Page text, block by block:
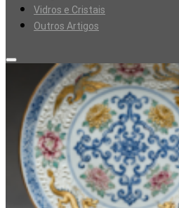
Vidros e Cristais
Outros Artigos